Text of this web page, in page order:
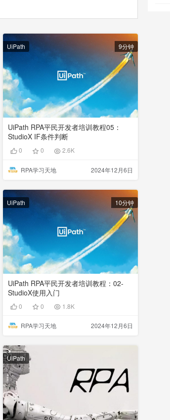
UiPath 9分钟
UiPath RPA平民开发者培训教程05：
StudioX IF条件判断
0 0 2.6K
RPA学习天地 2024年12月6日
UiPath 10分钟
UiPath RPA平民开发者培训教程：02-
StudioX使用入门
0 0 1.8K
RPA学习天地 2024年12月6日
UiPath